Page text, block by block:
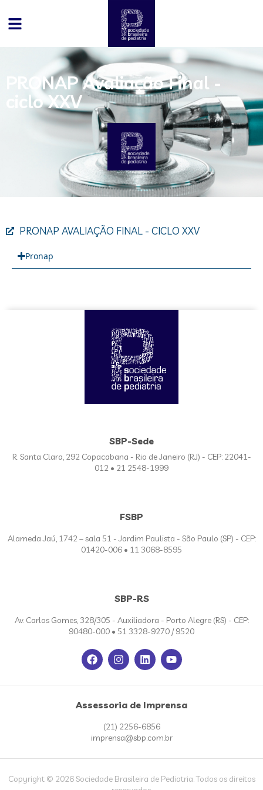
PRONAP Avaliação Final -
ciclo XXV
PRONAP AVALIAÇÃO FINAL - CICLO XXV
Pronap
SBP-Sede
R. Santa Clara, 292 Copacabana - Rio de Janeiro (RJ) - CEP: 22041-
012 • 21 2548-1999
FSBP
Alameda Jaú, 1742 – sala 51 - Jardim Paulista - São Paulo (SP) - CEP:
01420-006 • 11 3068-8595
SBP-RS
Av. Carlos Gomes, 328/305 - Auxiliadora - Porto Alegre (RS) - CEP:
90480-000 • 51 3328-9270 / 9520
Assessoria de Imprensa
(21) 2256-6856
imprensa@sbp.com.br
Copyright © 2026 Sociedade Brasileira de Pediatria. Todos os direitos